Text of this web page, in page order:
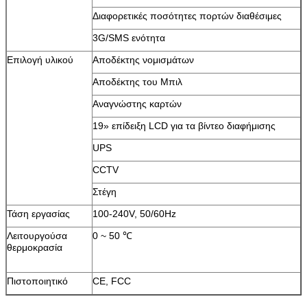
υποβολή
Διαφορετικές ποσότητες πορτών διαθέσιμες
3G/SMS ενότητα
Επιλογή υλικού
Αποδέκτης νομισμάτων
Αποδέκτης του Μπιλ
Αναγνώστης καρτών
19» επίδειξη LCD για τα βίντεο διαφήμισης
UPS
CCTV
Στέγη
Τάση εργασίας
100-240V, 50/60Hz
Λειτουργούσα
θερμοκρασία
0 ~ 50 ℃
Πιστοποιητικό CE, FCC